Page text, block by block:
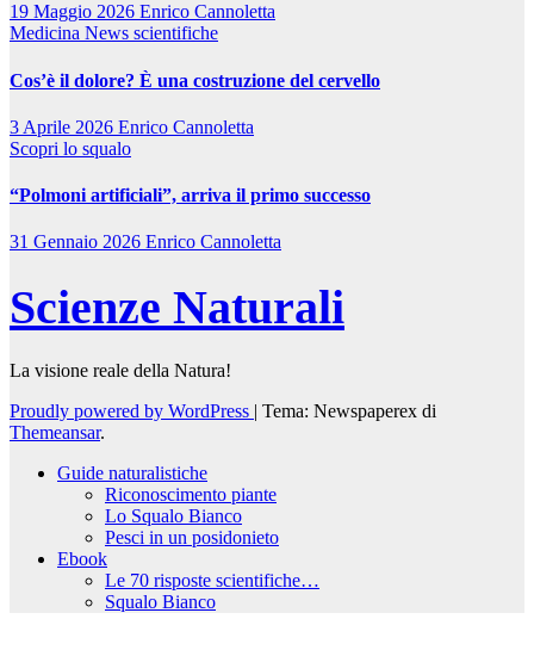
19 Maggio 2026 Enrico Cannoletta
Medicina News scientifiche
Cos’è il dolore? È una costruzione del cervello
3 Aprile 2026 Enrico Cannoletta
Scopri lo squalo
“Polmoni artificiali”, arriva il primo successo
31 Gennaio 2026 Enrico Cannoletta
Scienze Naturali
La visione reale della Natura!
Proudly powered by WordPress | Tema: Newspaperex di
Themeansar.
Guide naturalistiche
Riconoscimento piante
Lo Squalo Bianco
Pesci in un posidonieto
Ebook
Le 70 risposte scientifiche…
Squalo Bianco